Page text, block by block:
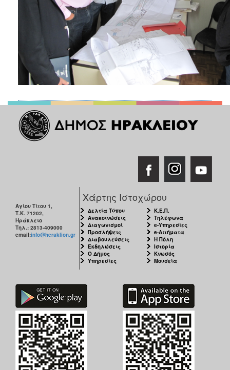
Αγίου Τίτου 1,
Τ.Κ. 71202,
Ηράκλειο
Τηλ.: 2813-409000
email:info@heraklion.gr
Χάρτης Ιστοχώρου
Δελτία Τύπου
Ανακοινώσεις
Διαγωνισμοί
Προσλήψεις
Διαβουλεύσεις
Εκδηλώσεις
Ο Δήμος
Υπηρεσίες
Κ.Ε.Π.
Τηλέφωνα
e-Υπηρεσίες
e-Αιτήματα
Η Πόλη
Ιστορία
Κνωσός
Μουσεία